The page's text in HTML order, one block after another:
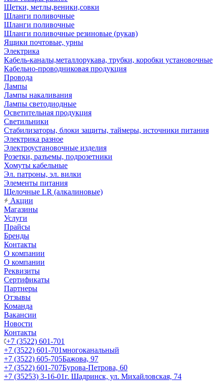
Щетки, метлы,веники,совки
Шланги поливочные
Шланги поливочные
Шланги поливочные резиновые (рукав)
Ящики почтовые, урны
Электрика
Кабель-каналы,металлорукава, трубки, коробки установочные
Кабельно-проводниковая продукция
Провода
Лампы
Лампы накаливания
Лампы светодиодные
Осветительная продукция
Светильники
Стабилизаторы, блоки защиты, таймеры, источники питания
Электрика разное
Электроустановочные изделия
Розетки, разъемы, подрозетники
Хомуты кабельные
Эл. патроны, эл. вилки
Элементы питания
Щелочные LR (алкалиновые)
Акции
Магазины
Услуги
Прайсы
Бренды
Контакты
О компании
О компании
Реквизиты
Сертификаты
Партнеры
Отзывы
Команда
Вакансии
Новости
Контакты
+7 (3522) 601-701
+7 (3522) 601-701многоканальный
+7 (3522) 605-705Бажова, 97
+7 (3522) 601-707Бурова-Петрова, 60
+7 (35253) 3-16-01г. Шадринск, ул. Михайловская, 74